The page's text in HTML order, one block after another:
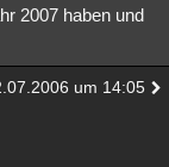
2007 haben und
um 14:05